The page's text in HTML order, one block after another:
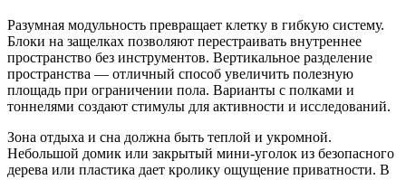
Разумная модульность превращает клетку в гибкую систему.
Блоки на защелках позволяют перестраивать внутреннее
пространство без инструментов. Вертикальное разделение
пространства — отличный способ увеличить полезную
площадь при ограничении пола. Варианты с полками и
тоннелями создают стимулы для активности и исследований.
Зона отдыха и сна должна быть теплой и укромной.
Небольшой домик или закрытый мини-уголок из безопасного
дерева или пластика дает кролику ощущение приватности. В